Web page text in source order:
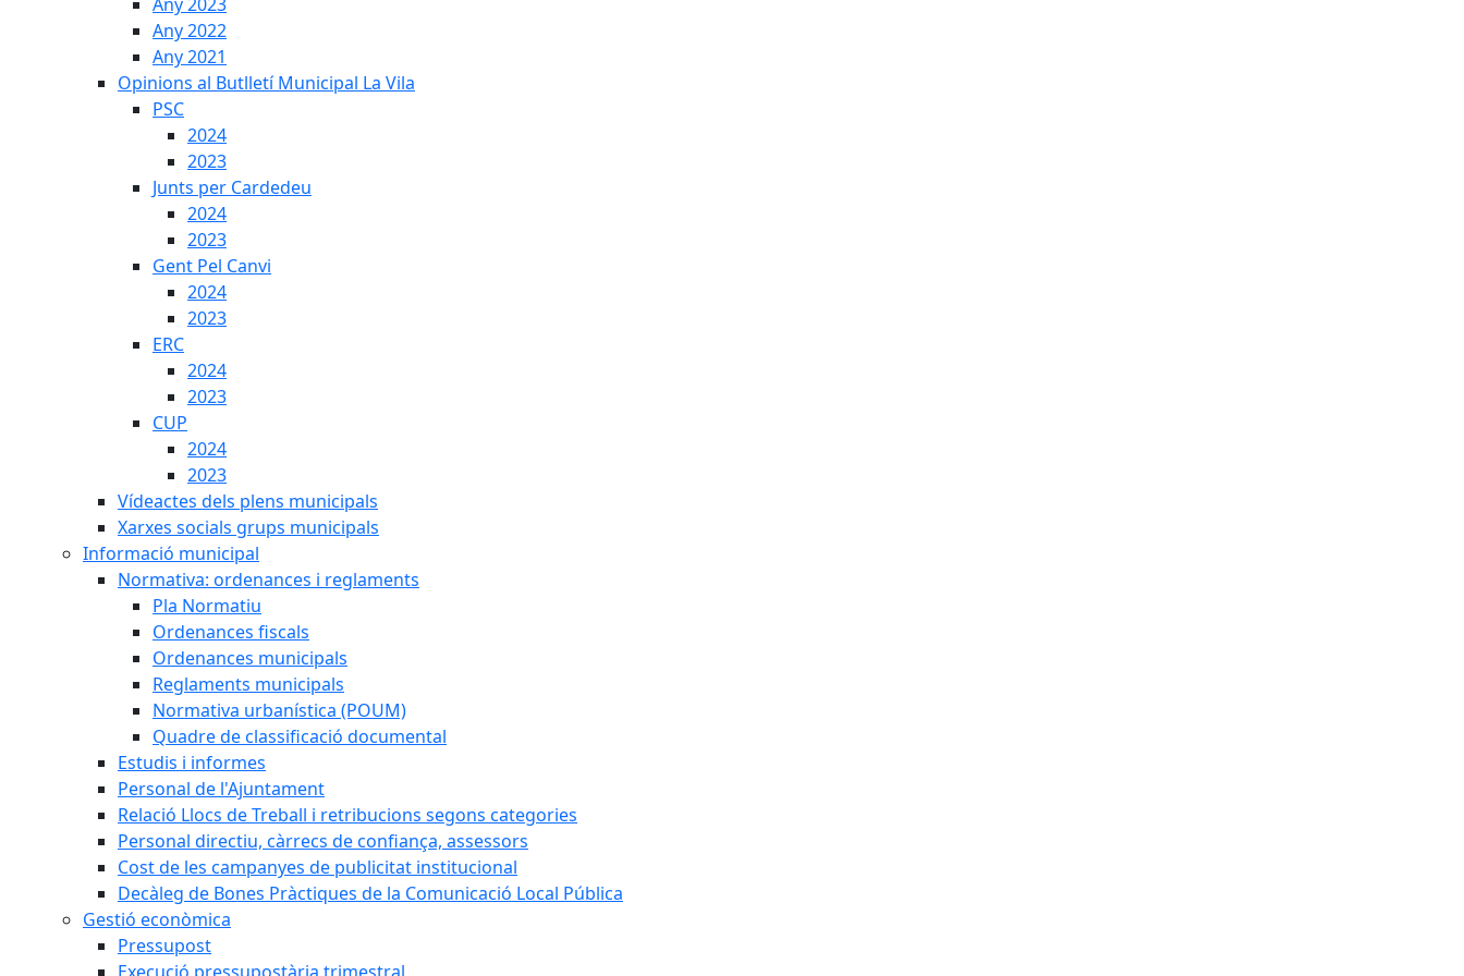
Any 2022
Any 2021
Opinions al Butlletí Municipal La Vila
PSC
2024
2023
Junts per Cardedeu
2024
2023
Gent Pel Canvi
2024
2023
ERC
2024
2023
CUP
2024
2023
Vídeactes dels plens municipals
Xarxes socials grups municipals
Informació municipal
Normativa: ordenances i reglaments
Pla Normatiu
Ordenances fiscals
Ordenances municipals
Reglaments municipals
Normativa urbanística (POUM)
Quadre de classificació documental
Estudis i informes
Personal de l'Ajuntament
Relació Llocs de Treball i retribucions segons categories
Personal directiu, càrrecs de confiança, assessors
Cost de les campanyes de publicitat institucional
Decàleg de Bones Pràctiques de la Comunicació Local Pública
Gestió econòmica
Pressupost